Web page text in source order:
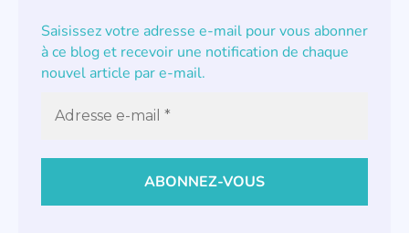
Saisissez votre adresse e-mail pour vous abonner
à ce blog et recevoir une notification de chaque
nouvel article par e-mail.